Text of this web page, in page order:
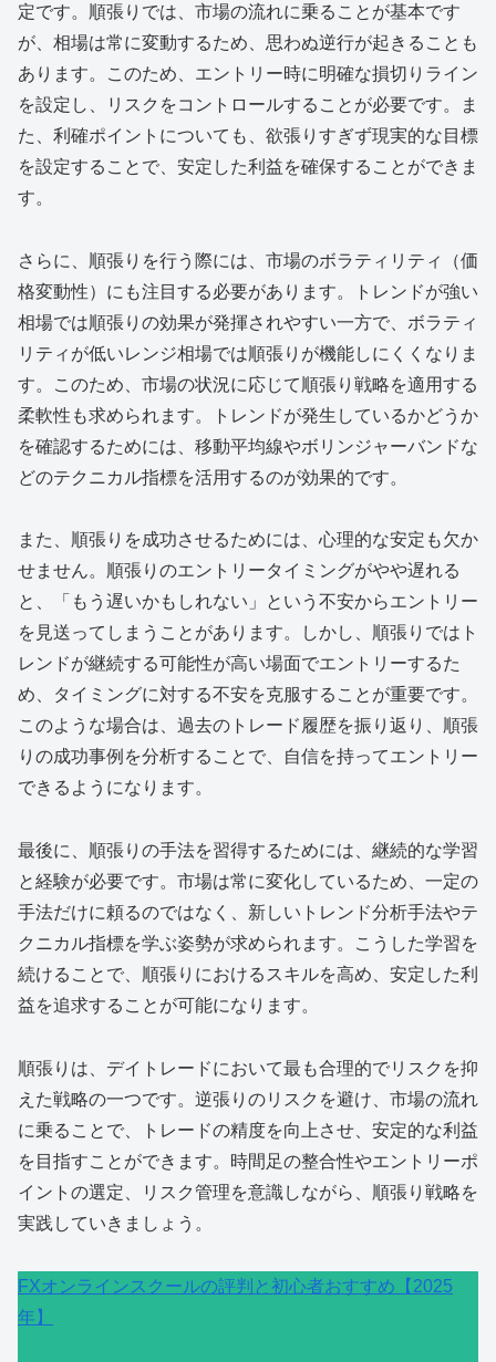
定です。順張りでは、市場の流れに乗ることが基本です
が、相場は常に変動するため、思わぬ逆行が起きることも
あります。このため、エントリー時に明確な損切りライン
を設定し、リスクをコントロールすることが必要です。ま
た、利確ポイントについても、欲張りすぎず現実的な目標
を設定することで、安定した利益を確保することができま
す。
さらに、順張りを行う際には、市場のボラティリティ（価
格変動性）にも注目する必要があります。トレンドが強い
相場では順張りの効果が発揮されやすい一方で、ボラティ
リティが低いレンジ相場では順張りが機能しにくくなりま
す。このため、市場の状況に応じて順張り戦略を適用する
柔軟性も求められます。トレンドが発生しているかどうか
を確認するためには、移動平均線やボリンジャーバンドな
どのテクニカル指標を活用するのが効果的です。
また、順張りを成功させるためには、心理的な安定も欠か
せません。順張りのエントリータイミングがやや遅れる
と、「もう遅いかもしれない」という不安からエントリー
を見送ってしまうことがあります。しかし、順張りではト
レンドが継続する可能性が高い場面でエントリーするた
め、タイミングに対する不安を克服することが重要です。
このような場合は、過去のトレード履歴を振り返り、順張
りの成功事例を分析することで、自信を持ってエントリー
できるようになります。
最後に、順張りの手法を習得するためには、継続的な学習
と経験が必要です。市場は常に変化しているため、一定の
手法だけに頼るのではなく、新しいトレンド分析手法やテ
クニカル指標を学ぶ姿勢が求められます。こうした学習を
続けることで、順張りにおけるスキルを高め、安定した利
益を追求することが可能になります。
順張りは、デイトレードにおいて最も合理的でリスクを抑
えた戦略の一つです。逆張りのリスクを避け、市場の流れ
に乗ることで、トレードの精度を向上させ、安定的な利益
を目指すことができます。時間足の整合性やエントリーポ
イントの選定、リスク管理を意識しながら、順張り戦略を
実践していきましょう。
FXオンラインスクールの評判と初心者おすすめ【2025
年】